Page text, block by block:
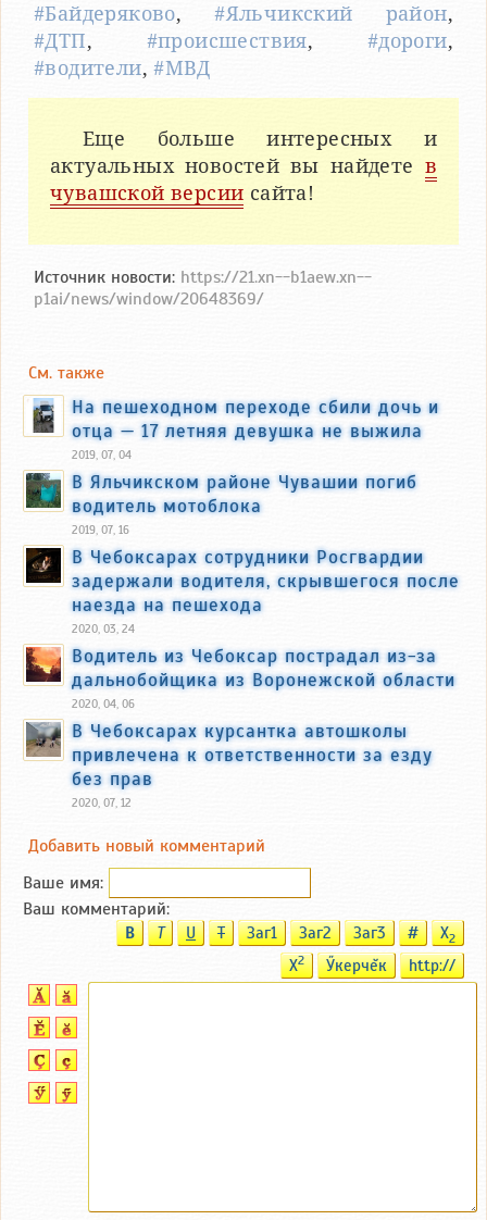
#Байдеряково,#Яльчикский район,
#ДТП, #происшествия, #дороги,
#водители,#МВД
Еще больше интересных и
актуальных новостей вы найдете в
чувашской версии сайта!
Источник новости: https://21.xn--b1aew.xn--
p1ai/news/window/20648369/
См. также
На пешеходном переходе сбили дочь и
отца — 17 летняя девушка не выжила
2019, 07, 04
В Яльчикском районе Чувашии погиб
водитель мотоблока
2019, 07, 16
В Чебоксарах сотрудники Росгвардии
задержали водителя, скрывшегося после
наезда на пешехода
2020, 03, 24
Водитель из Чебоксар пострадал из-за
дальнобойщика из Воронежской области
2020, 04, 06
В Чебоксарах курсантка автошколы
привлечена к ответственности за езду
без прав
2020, 07, 12
Добавить новый комментарий
Ваше имя:
Ваш комментарий:
B T U T Заг1 Заг2 Заг3 # X2
X2 Ӳкерчĕк http://